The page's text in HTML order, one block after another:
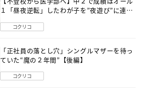
１「昼夜逆転」したわが子を”夜遊び”に連れ
コクリコ
「正社員の落とし穴」シングルマザーを待っ
ていた“魔の２年間”【後編】
コクリコ